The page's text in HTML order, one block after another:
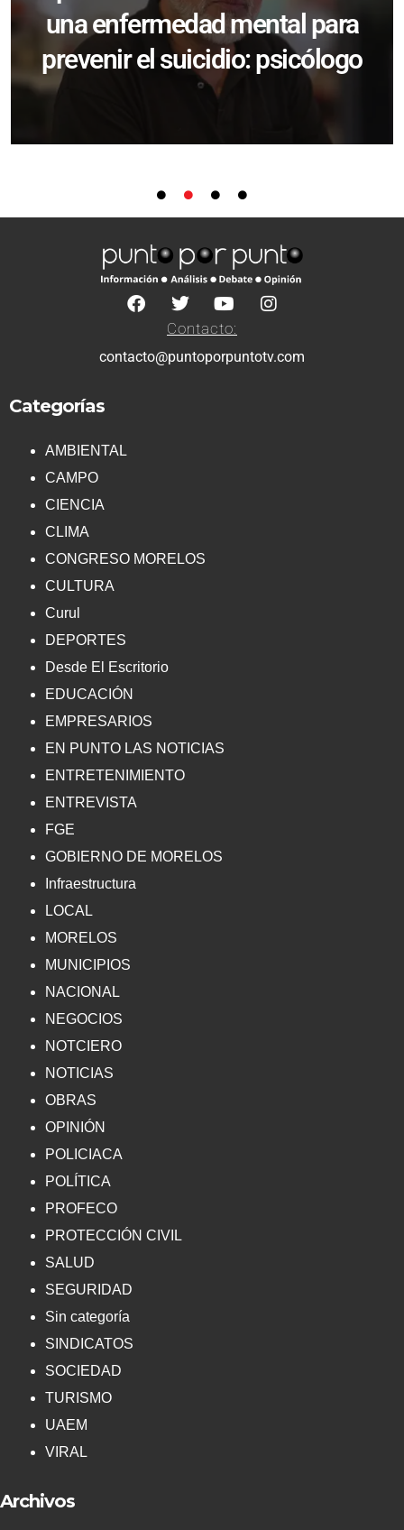
una enfermedad mental para
prevenir el suicidio: psicólogo
Contacto:
contacto@puntoporpuntotv.com
Categorías
AMBIENTAL
CAMPO
CIENCIA
CLIMA
CONGRESO MORELOS
CULTURA
Curul
DEPORTES
Desde El Escritorio
EDUCACIÓN
EMPRESARIOS
EN PUNTO LAS NOTICIAS
ENTRETENIMIENTO
ENTREVISTA
FGE
GOBIERNO DE MORELOS
Infraestructura
LOCAL
MORELOS
MUNICIPIOS
NACIONAL
NEGOCIOS
NOTCIERO
NOTICIAS
OBRAS
OPINIÓN
POLICIACA
POLÍTICA
PROFECO
PROTECCIÓN CIVIL
SALUD
SEGURIDAD
Sin categoría
SINDICATOS
SOCIEDAD
TURISMO
UAEM
VIRAL
Archivos